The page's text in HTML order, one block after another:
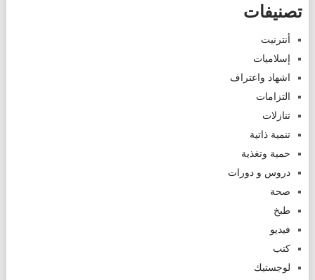
تصنيفات
أنترنيت
إسلاميات
اشهاد واعتراف
التزامات
تنازلات
تنمية ذاتية
حمية وتغذية
دروس و دورات
صحة
طبخ
فيديو
كتب
لوجستيك